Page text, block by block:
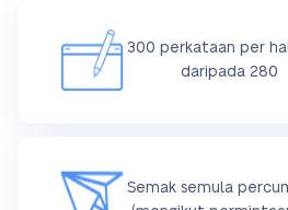
300 perkataan per
daripada 280
Semak semula